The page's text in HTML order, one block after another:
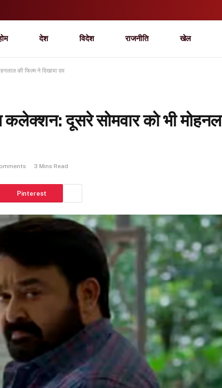
देश विदेश राजनीति खेल
की फिल्म ने दिखाया दम
दूसरे सोमवार को भी
3 Mins Read
Pinterest